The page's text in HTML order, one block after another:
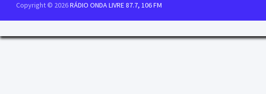
Copyright © 2026RÁDIO ONDA LIVRE 87.7, 106 FM